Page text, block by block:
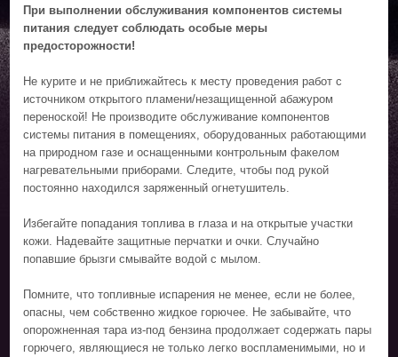
При выполнении обслуживания компонентов системы
питания следует соблюдать особые меры
предосторожности!
Не курите и не приближайтесь к месту проведения работ с
источником открытого пламени/незащищенной абажуром
переноской! Не производите обслуживание компонентов
системы питания в помещениях, оборудованных работающими
на природном газе и оснащенными контрольным факелом
нагревательными приборами. Следите, чтобы под рукой
постоянно находился заряженный огнетушитель.
Избегайте попадания топлива в глаза и на открытые участки
кожи. Надевайте защитные перчатки и очки. Случайно
попавшие брызги смывайте водой с мылом.
Помните, что топливные испарения не менее, если не более,
опасны, чем собственно жидкое горючее. Не забывайте, что
опорожненная тара из-под бензина продолжает содержать пары
горючего, являющиеся не только легко воспламенимыми, но и